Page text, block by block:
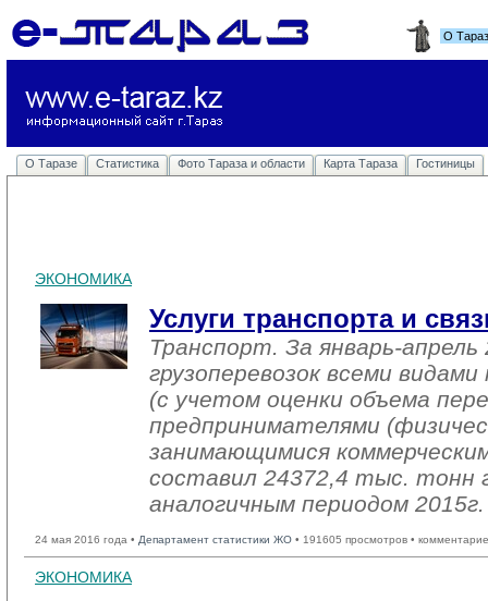
О
О Таразе Статистика Фото Тараза и области Карта Тараза Гостиницы
ЭКОНОМИКА
Услуги транспорта и
Транспорт. За январь-апрель
грузоперевозок всеми
(с учетом оценки объема
предпринимателями
занимающимися
составил 24372,4 тыс. тонн
аналогичным периодом
24 мая 2016 года • Департамент статистики ЖО • 191605 просмотров •
ЭКОНОМИКА